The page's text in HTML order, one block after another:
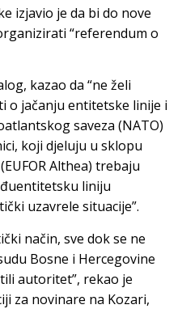
izjavio je da bi do nove
“referendum o
kazao da “ne želi
o jačanju entitetske linije i
saveza (NATO)
koji djeluju u sklopu
Althea) trebaju
liniju
uzavrele situacije”.
način, sve dok se ne
Bosne i Hercegovine
autoritet”, rekao je
za novinare na Kozari,